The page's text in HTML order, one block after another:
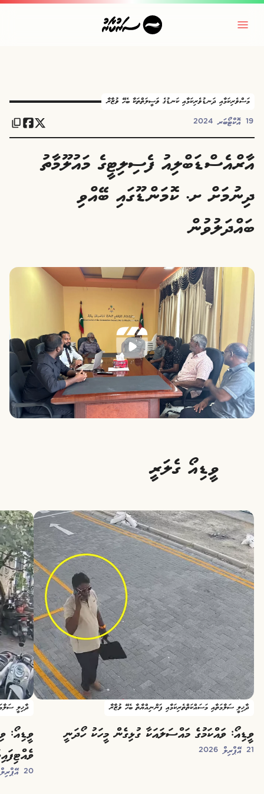
މަސްވެރިކަމާއި ދަނޑުވެރިކަމާއި ކަނޑުގެ ވަސީލަތްތަކާ ބެހޭ ވުޒާރާ
19 އޮކްޓޯބަރ 2024
އާރްއެސްޑަބްލިއު ފެސިލިޓީގެ މައުލޫމާތު
ދިނުމަށް ށ. ކޮމަންޑޫގައި ބޭއްވި
ބައްދަލުވުން
ވީޑިއޯ ގެލަރީ
ދާޚިލީ ސަލާމަތާއި މަސައްކަތްތެރިކަމާއި ފަންނިއްޔާތާ ބެހޭ ވުޒާރާ
ވީޑިއޯ: ވައްކަމުގެ މައްސަލައަކާ ގުޅިގެން މީހަކު ހޯދަނީ
21 އޭޕްރިލް 2026
ދާޚިލީ
ވީޑިއޯ:
20 އޭޕްރިލް 2026